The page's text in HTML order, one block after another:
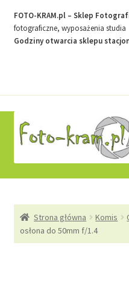
FOTO-KRAM.pl – Sklep
fotograficzne, wyposażenia studia
Godziny otwarcia sklepu
do
nawigacji
do
treści
Kontakt
Strona główna Komis
osłona do 50mm f/1.4